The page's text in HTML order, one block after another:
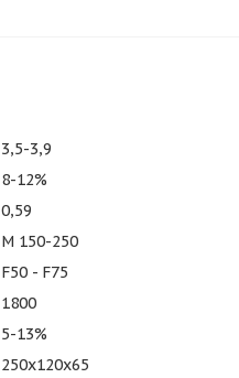
3,5-3,9
8-12%
0,59
М 150-250
F50 - F75
1800
5-13%
250х120х65